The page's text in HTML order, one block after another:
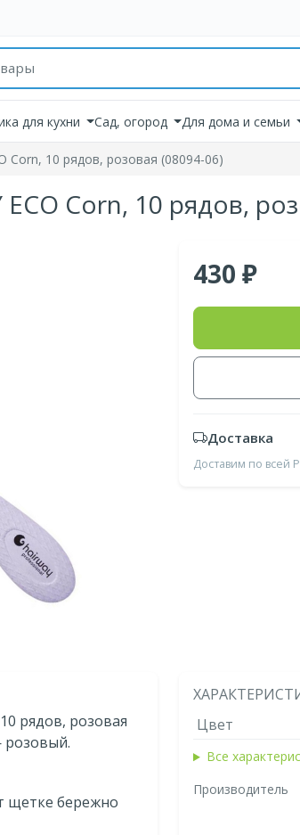
для кухни Сад, огород Для дома и семьи
Corn, 10 рядов, розовая (08094-06)
Corn, 10 рядов,
430
Доставка
Доставим по всей
рядов, розовая
розовый.
щетке бережно
Цвет
Все
Производитель